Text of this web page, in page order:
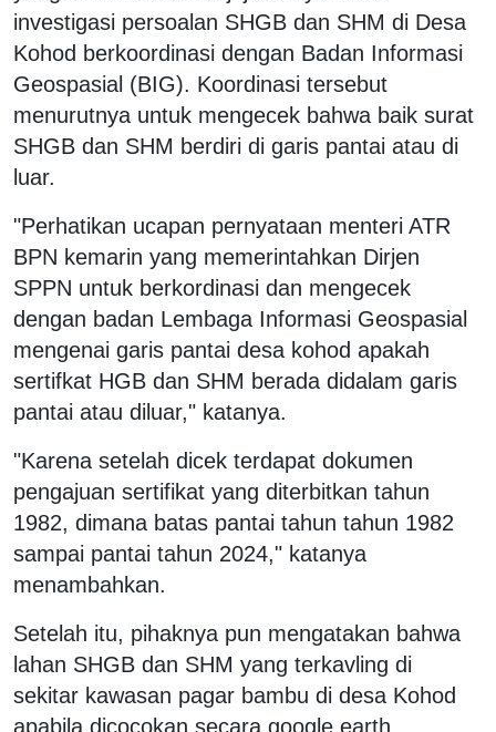
investigasi persoalan SHGB dan SHM di Desa
Kohod berkoordinasi dengan Badan Informasi
Geospasial (BIG). Koordinasi tersebut
menurutnya untuk mengecek bahwa baik surat
SHGB dan SHM berdiri di garis pantai atau di
luar.
"Perhatikan ucapan pernyataan menteri ATR
BPN kemarin yang memerintahkan Dirjen
SPPN untuk berkordinasi dan mengecek
dengan badan Lembaga Informasi Geospasial
mengenai garis pantai desa kohod apakah
sertifkat HGB dan SHM berada didalam garis
pantai atau diluar," katanya.
"Karena setelah dicek terdapat dokumen
pengajuan sertifikat yang diterbitkan tahun
1982, dimana batas pantai tahun tahun 1982
sampai pantai tahun 2024," katanya
menambahkan.
Setelah itu, pihaknya pun mengatakan bahwa
lahan SHGB dan SHM yang terkavling di
sekitar kawasan pagar bambu di desa Kohod
apabila dicocokan secara google earth